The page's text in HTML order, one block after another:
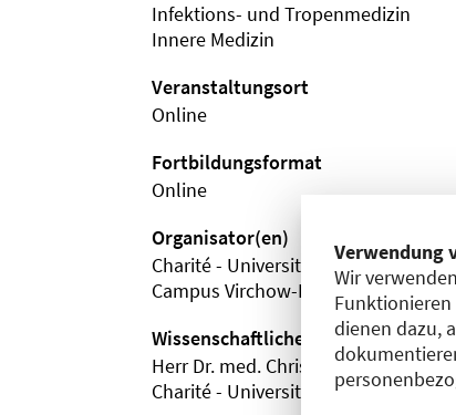
Verwendung
Wir
dienen dazu,
Infektions- und Tropenmedizin
Innere Medizin
Veranstaltungsort
Online
Fortbildungsformat
Online
Organisator(en)
Charité - Universitätsmedizin Berlin
Campus Virchow-Klinikum
Wissenschaftliche Leitung
Herr Dr. med. Christian Schönfeld
Charité - Universitätsmedizin Berlin